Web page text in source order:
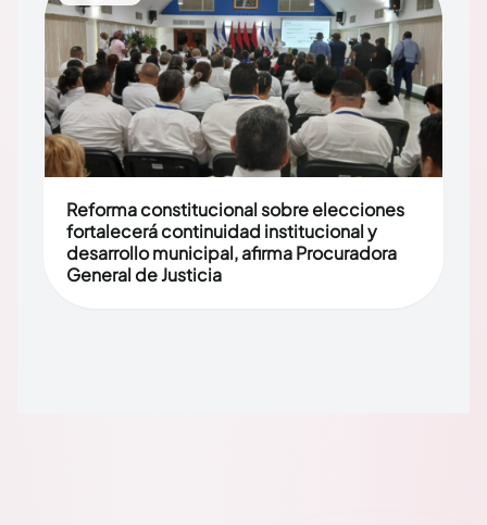
Reforma constitucional sobre elecciones
fortalecerá continuidad institucional y
desarrollo municipal, afirma Procuradora
General de Justicia